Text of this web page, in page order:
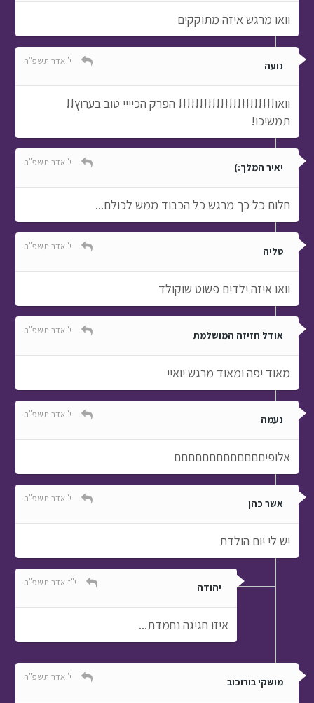
וואו מרגש איזה מתוקקים
נועה י' אדר תשפ"ה
וואו!!!!!!!!!!!!!!!!!!!!!!! הפרק הכיייי טוב בערוץ!!
תמשיכו!
יאיר המלך:) י' אדר תשפ"ה
חלום כל כך מרגש כל הכבוד ממש לכולם...
טליה י' אדר תשפ"ה
וואו איזה ילדים פשוט שוקולד
אודל חזיזה המושלמת י' אדר תשפ"ה
מאוד יפה ומאוד מרגש יואיי
נעמה י' אדר תשפ"ה
אלופיםםםםםםםםםםםםם
אשר כהן י' אדר תשפ"ה
יש לי יום הולדת
יהודה י"ז אדר תשפ"ה
איזו חגיגה נחמדת...
מושקי בורוכוב י' אדר תשפ"ה